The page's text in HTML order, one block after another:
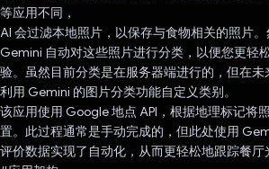
等应用不同，
AI 会过滤本地照片，以保存与食物相关的照片
Gemini 自动对这些照片进行分类，以便您更轻
验。虽然目前分类是在服务器端进行的，但在
利用 Gemini 的图片分类功能自定义类别。
该应用使用 Google 地点 API，根据地理标记将
置。此过程通常是手动完成的，但此处使用
评价数据实现了自动化，从而更轻松地跟踪餐厅